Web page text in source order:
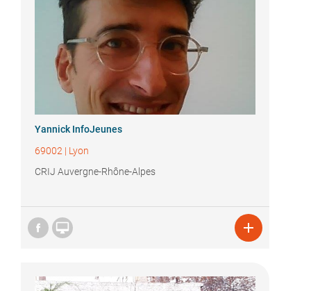
Yannick InfoJeunes
69002 | Lyon
CRIJ Auvergne-Rhône-Alpes
 